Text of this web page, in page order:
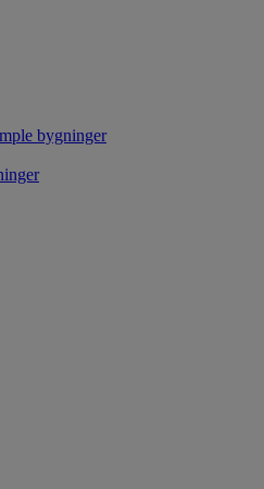
bygninger